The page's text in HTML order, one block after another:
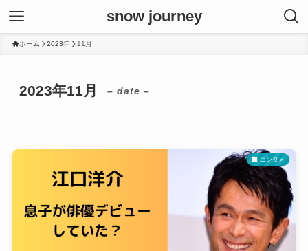
snow journey
ホーム 2023年 11月
2023年11月 – date –
エンタメ